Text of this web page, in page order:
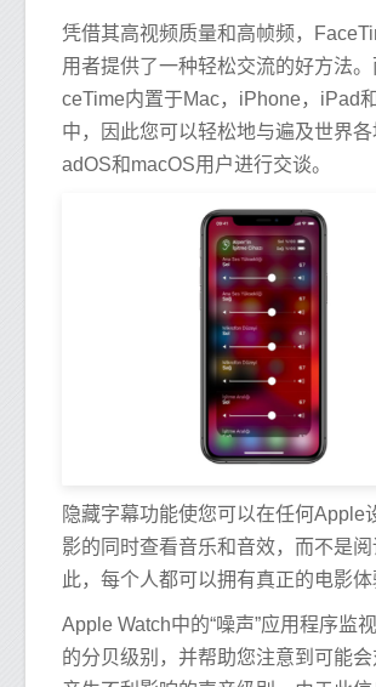
凭借其高视频质量和高帧频，
用者提供了一种轻松交流的好方法
ceTime内置于Mac，iPhone，iPad
中，因此您可以轻松地与遍及世界
adOS和macOS用户进行交谈。
隐藏字幕功能使您可以在任何Apple
影的同时查看音乐和音效，而不是阅
此，每个人都可以拥有真正的电影体
Apple Watch中的“噪声”应用程序监
的分贝级别，并帮助您注意到可能